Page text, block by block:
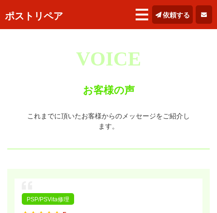
ポストリペア 依頼する
VOICE
お客様の声
これまでに頂いたお客様からのメッセージをご紹介し
ます。
PSP/PSVita修理